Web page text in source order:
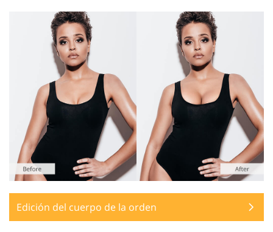
Edición del cuerpo de la orden